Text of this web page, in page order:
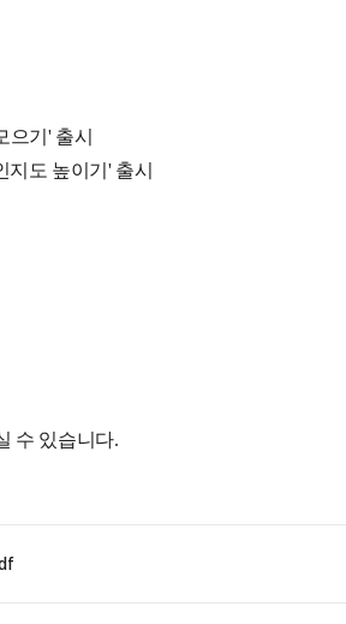
으기' 출시
지도 높이기' 출시
수 있습니다.